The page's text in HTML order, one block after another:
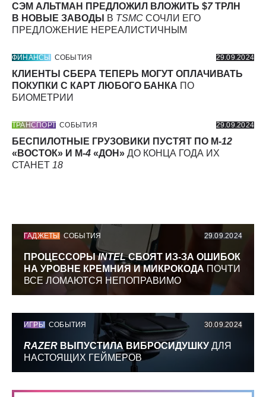
СЭМ АЛЬТМАН ПРЕДЛОЖИЛ ВЛОЖИТЬ $7ТРЛН
В НОВЫЕ ЗАВОДЫ
В TSMC СОЧЛИ ЕГО
ПРЕДЛОЖЕНИЕ НЕРЕАЛИСТИЧНЫМ
ФИНАНСЫ СОБЫТИЯ 29.09.2024
КЛИЕНТЫ СБЕРА ТЕПЕРЬ МОГУТ ОПЛАЧИВАТЬ
ПОКУПКИ С КАРТ ЛЮБОГО БАНКА ПО
БИОМЕТРИИ
ТРАНСПОРТ СОБЫТИЯ 29.09.2024
БЕСПИЛОТНЫЕ ГРУЗОВИКИ ПУСТЯТ ПО М-12
«ВОСТОК» И М-4 «ДОН» ДО КОНЦА ГОДА ИХ
СТАНЕТ 18
ГАДЖЕТЫ СОБЫТИЯ 29.09.2024
ПРОЦЕССОРЫINTELСБОЯТ ИЗ-ЗА ОШИБОК
НА УРОВНЕ КРЕМНИЯ И МИКРОКОДА ПОЧТИ
ВСЕ ЛОМАЮТСЯ НЕПОПРАВИМО
ИГРЫ СОБЫТИЯ 30.09.2024
RAZER ВЫПУСТИЛА ВИБРОСИДУШКУ ДЛЯ
НАСТОЯЩИХ ГЕЙМЕРОВ